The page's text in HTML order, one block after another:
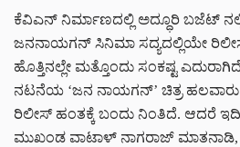
ಕೆವಿಎನ್ ನಿರ್ಮಾಣದಲ್ಲಿ ಅದ್ಧೂರಿ ಬಜೆಟ್
ಜನನಾಯಗನ್ ಸಿನಿಮಾ ಸದ್ಯದಲ್ಲಿಯೇ
ಹೊತ್ತಿನಲ್ಲೇ ಮತ್ತೊಂದು ಸಂಕಷ್ಟ
ನಟನೆಯ ‘ಜನ ನಾಯಗನ್’ ಚಿತ್ರ ಹಲವಾರು
ರಿಲೀಸ್ ಹಂತಕ್ಕೆ ಬಂದು ನಿಂತಿದೆ. ಆದರೆ
ಮುಖಂಡ ವಾಟಾಳ್ ನಾಗರಾಜ್